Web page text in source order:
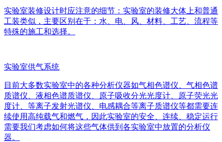
实验室装修设计时应注意的细节：实验室的装修大体上和普通
工装类似，主要区别在于：水、电、风、材料、工艺、流程等
特殊的施工和选择。
实验室供气系统
目前大多数实验室中的各种分析仪器如气相色谱仪、气相色谱
质谱仪、液相色谱质谱仪、原子吸收分光光度计、原子荧光光
度计、等离子发射光谱仪、电感耦合等离子质谱仪等都需要连
续使用高纯载气和燃气，因此实验室的安全、连续、稳定运行
需要我们考虑如何将这些气体供到各实验室中放置的分析仪
器。